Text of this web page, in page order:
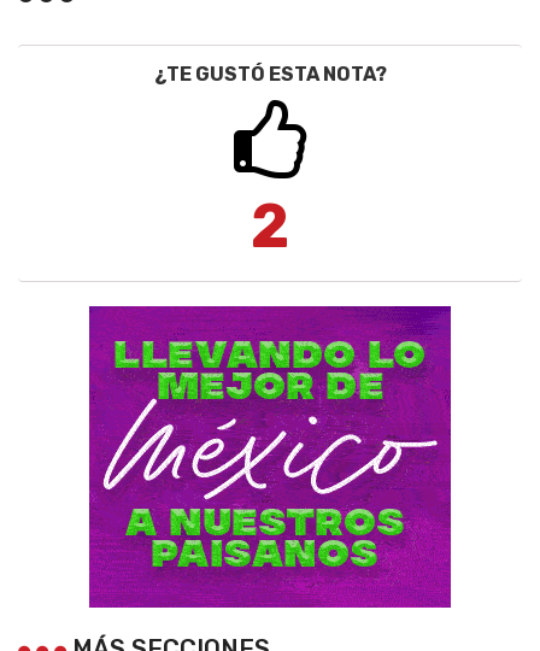
¿TE GUSTÓ ESTA NOTA?
2